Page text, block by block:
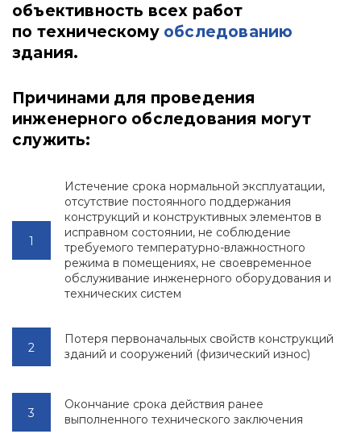
объективность всех работ
по техническому обследованию
здания.
Причинами для проведения
инженерного обследования могут
служить:
Истечение срока нормальной эксплуатации,
отсутствие постоянного поддержания
конструкций и конструктивных элементов в
исправном состоянии, не соблюдение
требуемого температурно-влажностного
режима в помещениях, не своевременное
обслуживание инженерного оборудования и
технических систем
Потеря первоначальных свойств конструкций
зданий и сооружений (физический износ)
Окончание срока действия ранее
выполненного технического заключения